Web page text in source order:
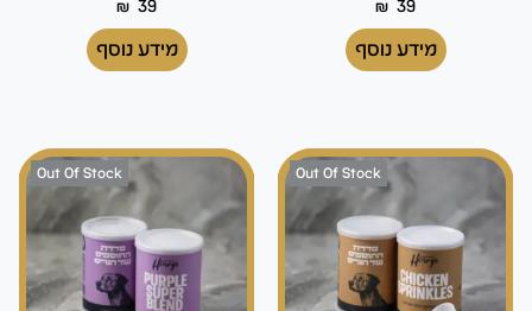
₪ 39
מידע נוסף
₪ 39
מידע נוסף
Out Of Stock
Out Of Stock